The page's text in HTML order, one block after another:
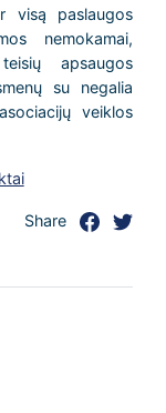
visą paslaugos
nemokamai,
apsaugos
su negalia
veiklos
Share